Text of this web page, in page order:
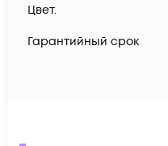
Цвет.
Гарантийный срок